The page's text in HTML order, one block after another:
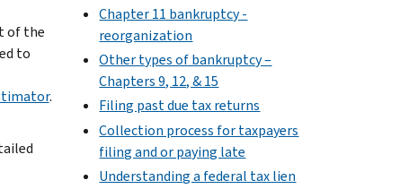
of the
to
.
Chapter 11 bankruptcy -
reorganization
Other types of bankruptcy –
Chapters 9, 12, & 15
Filing past due tax returns
Collection process for taxpayers
filing and or paying late
Understanding a federal tax lien